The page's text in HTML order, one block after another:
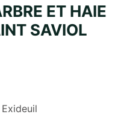
ET HAIE
SAVIOL